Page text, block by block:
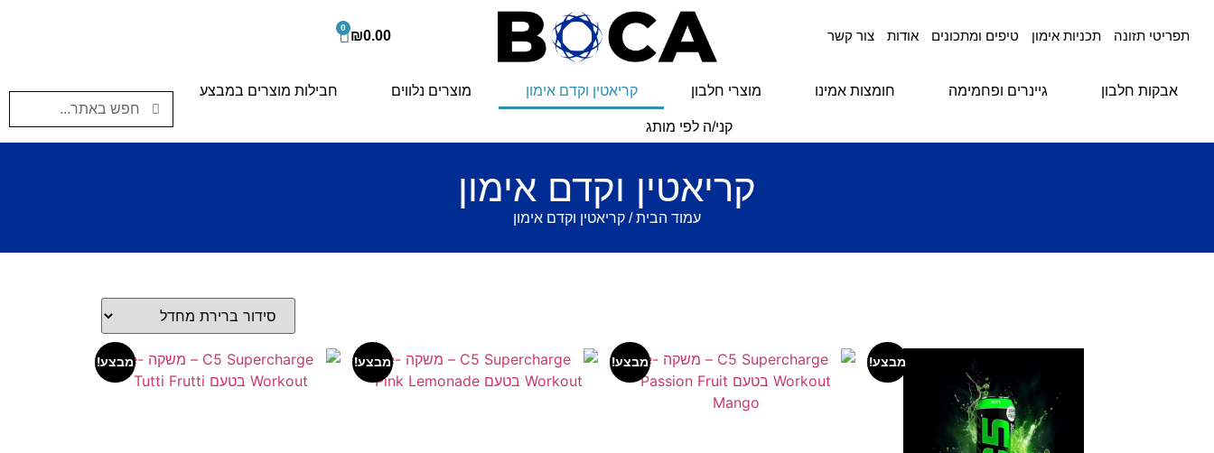
תפריטי תזונה תכניות אימון טיפים ומתכונים אודות צור קשר ₪0.00
0
אבקות חלבון גיינרים ופחמימה חומצות אמינו מוצרי חלבון קריאטין וקדם אימון מוצרים נלווים חבילות מוצרים במבצע
קני/ה לפי מותג
קריאטין וקדם אימון
עמוד הבית/ קריאטין וקדם אימון
מבצע! מבצע! מבצע! מבצע!